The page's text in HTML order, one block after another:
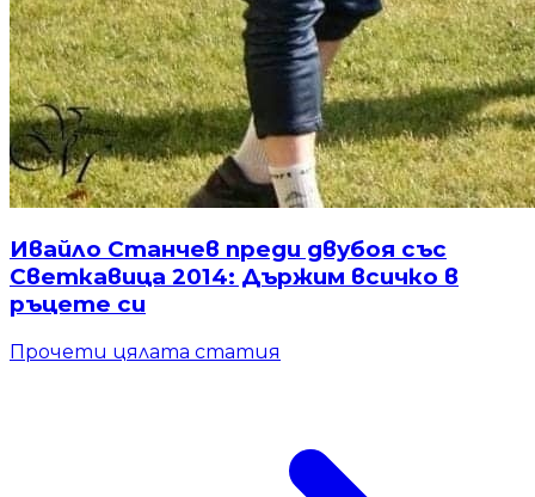
Ивайло Станчев преди двубоя със
Светкавица 2014: Държим всичко в
ръцете си
Прочети цялата статия